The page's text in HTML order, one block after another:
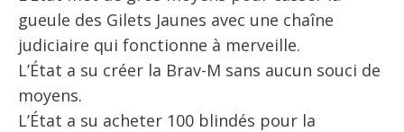
gueule des Gilets Jaunes avec une chaîne
judiciaire qui fonctionne à merveille.
L’État a su créer la Brav-M sans aucun souci de
moyens.
L’État a su acheter 100 blindés pour la